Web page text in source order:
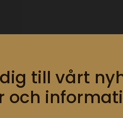
till vårt
och